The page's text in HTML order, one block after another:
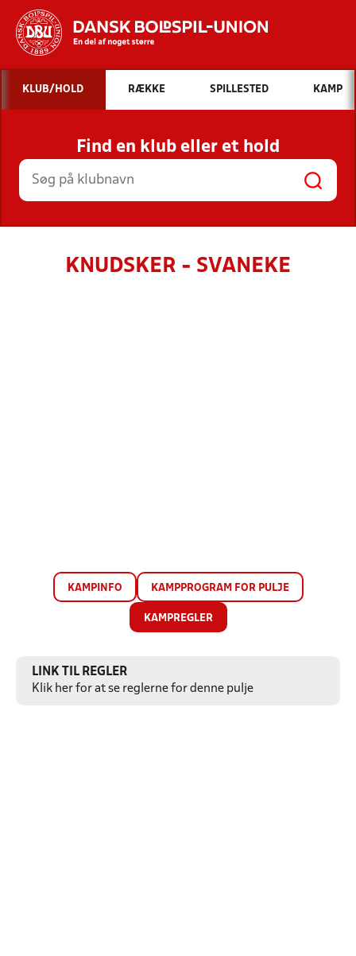
Hvad vil du søge efter?
INDHOLD OG NYHEDER
STILLINGER, RESULTATER, KLUBBER OG
HOLD
KLUB/HOLD RÆKKE SPILLESTED KAMP
Find en klub eller et hold
KNUDSKER - SVANEKE
KAMPINFO KAMPPROGRAM FOR PULJE
KAMPREGLER
LINK TIL REGLER
Klik her for at se reglerne for denne pulje